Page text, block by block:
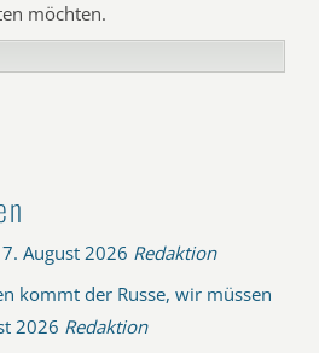
möchten.
7. August 2026 Redaktion
kommt der Russe, wir müssen
2026 Redaktion